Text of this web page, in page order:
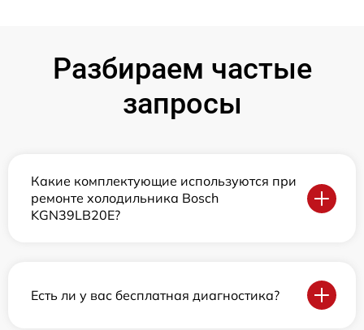
Разбираем частые
запросы
Какие комплектующие используются при
ремонте холодильника Bosch
KGN39LB20E?
Есть ли у вас бесплатная диагностика?